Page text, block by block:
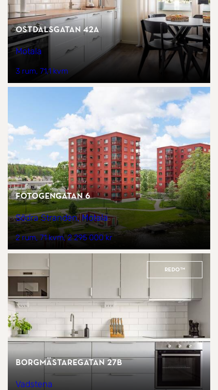
Ostdalsgatan 42A
Motala
3 rum 71,1 kvm
Fotogengatan 6
Södra Stranden, Motala
2 rum 71 kvm 2 295 000 kr
REDO™
Borgmästaregatan 27B
Vadstena